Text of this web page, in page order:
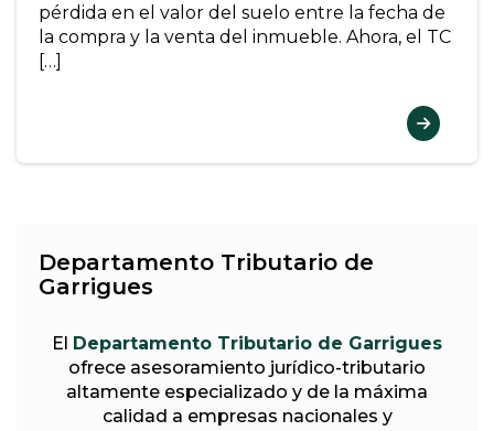
pérdida en el valor del suelo entre la fecha de
la compra y la venta del inmueble. Ahora, el TC
[…]
Departamento Tributario de
Garrigues
El Departamento Tributario de Garrigues
ofrece asesoramiento jurídico-tributario
altamente especializado y de la máxima
calidad a empresas nacionales y